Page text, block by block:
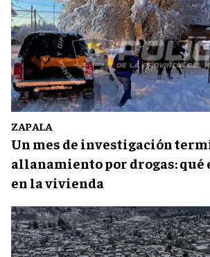
ZAPALA
Un mes de investigación
allanamiento por drogas:
en la vivienda